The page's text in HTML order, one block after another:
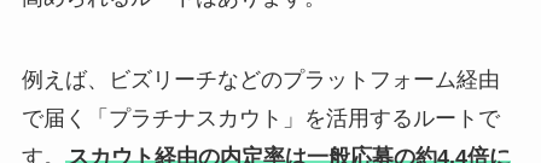
例えば、ビズリーチなどのプラットフォーム経由
で届く「プラチナスカウト」を活用するルートで
す。 スカウト経由の内定率は一般応募の約4.4倍に